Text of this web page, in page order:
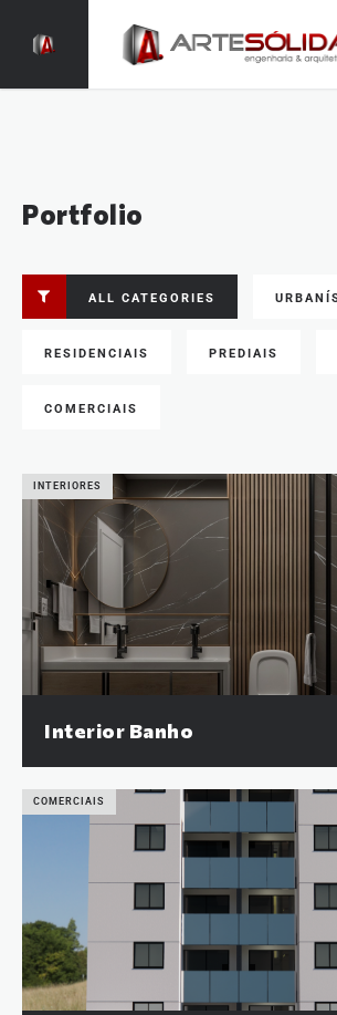
Portfolio
ALL CATEGORIES
RESIDENCIAIS PREDIAIS
COMERCIAIS
INTERIORES
Interior Banho
COMERCIAIS